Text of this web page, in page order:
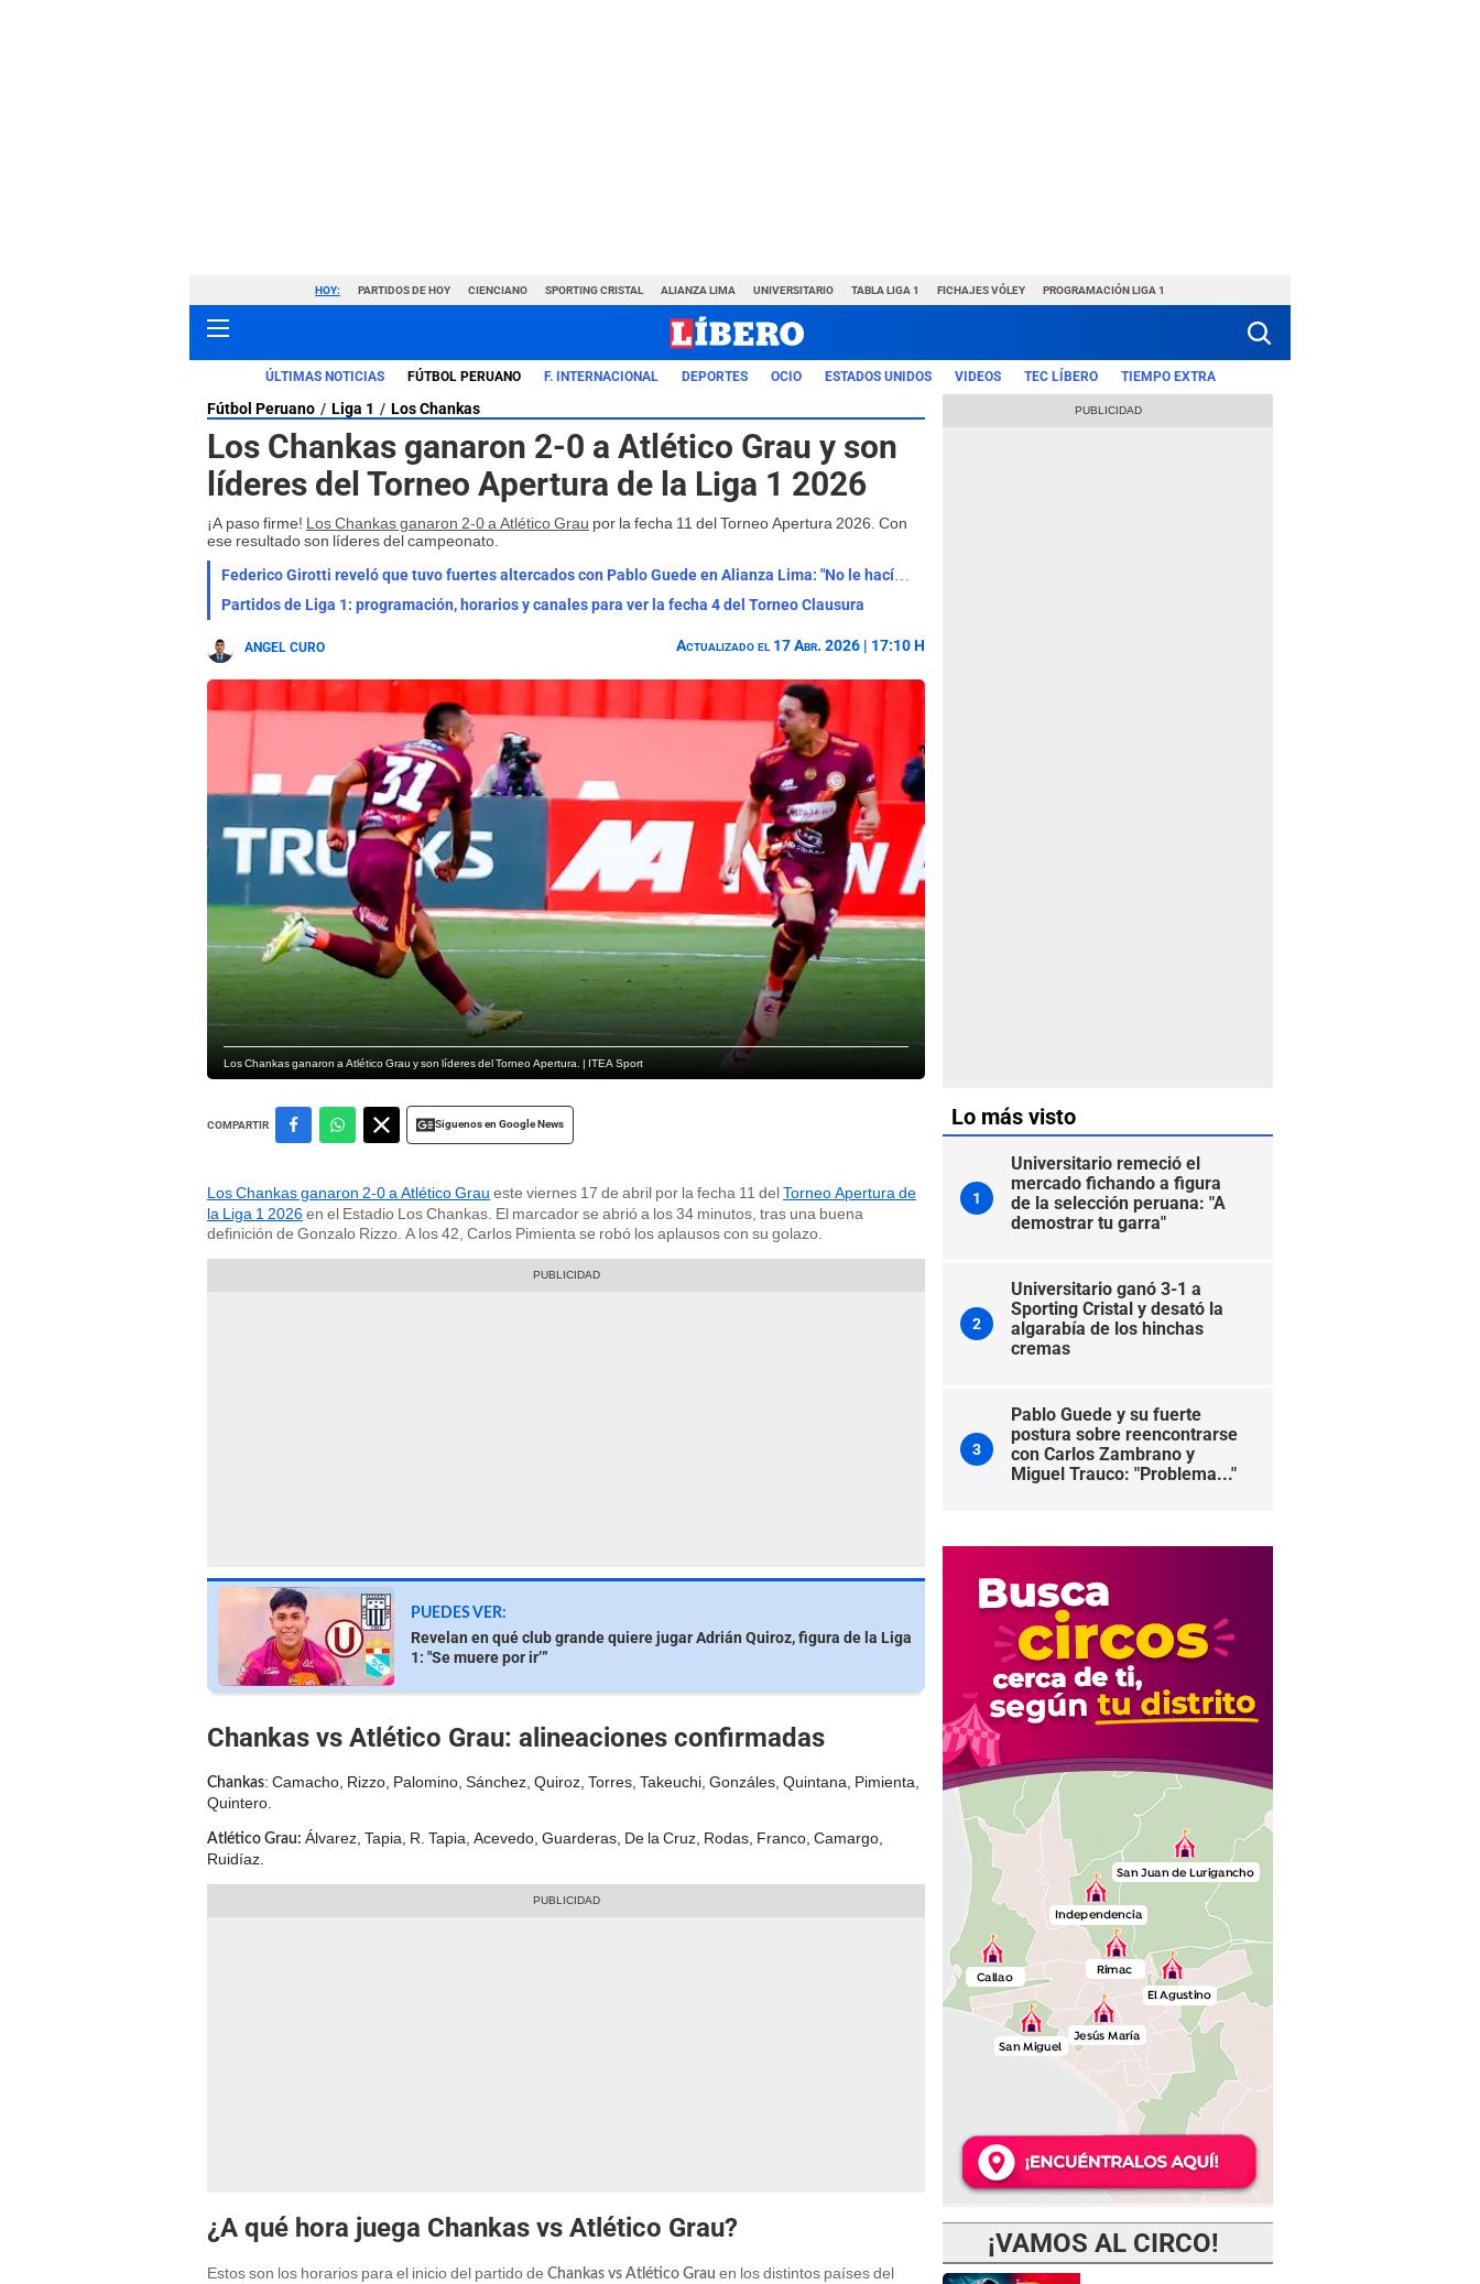
HOY: PARTIDOS DE HOY CIENCIANO SPORTING CRISTAL ALIANZA LIMA UNIVERSITARIO TABLA LIGA 1 FICHAJES VÓLEY PROGRAMACIÓN LIGA 1
ÚLTIMAS NOTICIAS FÚTBOL PERUANO F. INTERNACIONAL DEPORTES OCIO ESTADOS UNIDOS VIDEOS TEC LÍBERO TIEMPO EXTRA
Fútbol Peruano Liga 1 Los Chankas
Los Chankas ganaron 2-0 a Atlético Grau y son
líderes del Torneo Apertura de la Liga 1 2026
¡A paso firme! Los Chankas ganaron 2-0 a Atlético Grau por la fecha 11 del Torneo Apertura 2026. Con
ese resultado son líderes del campeonato.
Federico Girotti reveló que tuvo fuertes altercados con Pablo Guede en Alianza Lima: "No le hacía caso"
Partidos de Liga 1: programación, horarios y canales para ver la fecha 4 del Torneo Clausura
ANGEL CURO Actualizado el 17 Abr. 2026 | 17:10 H
Los Chankas ganaron a Atlético Grau y son líderes del Torneo Apertura. | ITEA Sport
COMPARTIR Siguenos en Google News
Los Chankas ganaron 2-0 a Atlético Grau este viernes 17 de abril por la fecha 11 delTorneo Apertura de
la Liga 1 2026en el Estadio Los Chankas. El marcador se abrió a los 34 minutos, tras una buena
definición de Gonzalo Rizzo. A los 42, Carlos Pimienta se robó los aplausos con su golazo.
PUEDES VER:
Revelan en qué club grande quiere jugar Adrián Quiroz, figura de la Liga
1: "Se muere por ir’”
Chankas vs Atlético Grau: alineaciones confirmadas
Chankas: Camacho, Rizzo, Palomino, Sánchez, Quiroz, Torres, Takeuchi, Gonzáles, Quintana, Pimienta,
Quintero.
Atlético Grau: Álvarez, Tapia, R. Tapia, Acevedo, Guarderas, De la Cruz, Rodas, Franco, Camargo,
Ruidíaz.
¿A qué hora juega Chankas vs Atlético Grau?
Estos son los horarios para el inicio del partido de Chankas vs Atlético Grau en los distintos países del
Lo más visto
1
Universitario remeció el
mercado fichando a figura
de la selección peruana: "A
demostrar tu garra"
2
Universitario ganó 3-1 a
Sporting Cristal y desató la
algarabía de los hinchas
cremas
3
Pablo Guede y su fuerte
postura sobre reencontrarse
con Carlos Zambrano y
Miguel Trauco: "Problema..."
¡VAMOS AL CIRCO!